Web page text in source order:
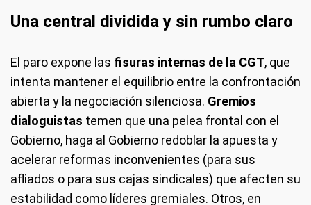
Una central dividida y sin rumbo claro
El paro expone las fisuras internas de la CGT, que
intenta mantener el equilibrio entre la confrontación
abierta y la negociación silenciosa. Gremios
dialoguistas temen que una pelea frontal con el
Gobierno, haga al Gobierno redoblar la apuesta y
acelerar reformas inconvenientes (para sus
afliados o para sus cajas sindicales) que afecten su
estabilidad como líderes gremiales. Otros, en